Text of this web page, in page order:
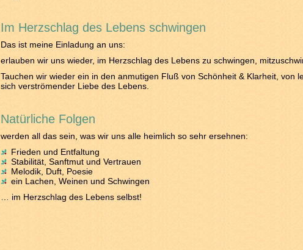
Im Herzschlag des Lebens schwingen
Das ist meine Einladung an uns:
erlauben wir uns wieder, im Herzschlag des Lebens zu schwingen,
Tauchen wir wieder ein in den anmutigen Fluß von Schönheit & Klarheit, von
sich verströmender Liebe des Lebens.
Natürliche Folgen
werden all das sein, was wir uns alle heimlich so sehr ersehnen:
Frieden und Entfaltung
Stabilität, Sanftmut und Vertrauen
Melodik, Duft, Poesie
ein Lachen, Weinen und Schwingen
… im Herzschlag des Lebens selbst!